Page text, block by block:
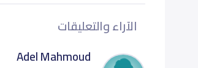
الآراء والتعليقات
Adel Mahmoud